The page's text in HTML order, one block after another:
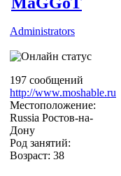
Administrators
197 сообщений
http://www.moshable.ru
Местоположение:
Russia Ростов-на-
Дону
Род занятий:
Возраст: 38